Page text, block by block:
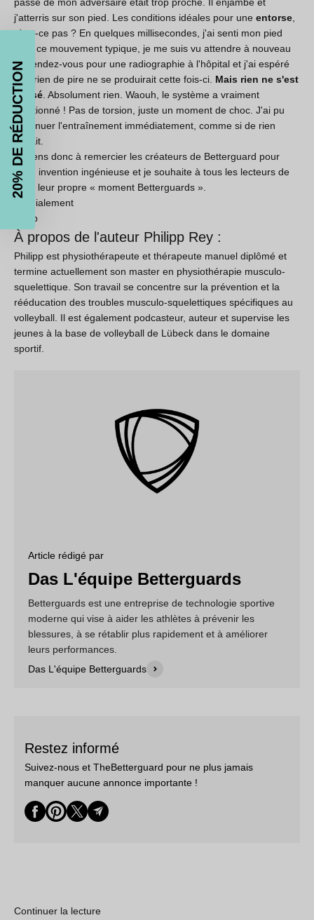
passe de mon adversaire était trop proche. Il enjambe et
j'atterris sur son pied. Les conditions idéales pour une entorse,
n'est-ce pas ? En quelques millisecondes, j'ai senti mon pied
faire ce mouvement typique, je me suis vu attendre à nouveau
un rendez-vous pour une radiographie à l'hôpital et j'ai espéré
que rien de pire ne se produirait cette fois-ci. Mais rien ne s'est
passé. Absolument rien. Waouh, le système a vraiment
fonctionné ! Pas de torsion, juste un moment de choc. J'ai pu
continuer l'entraînement immédiatement, comme si de rien
n'était.
Je tiens donc à remercier les créateurs de Betterguard pour
cette invention ingénieuse et je souhaite à tous les lecteurs de
vivre leur propre « moment Betterguards ».
Cordialement
Philip
À propos de l'auteur Philipp Rey :
Philipp est physiothérapeute et thérapeute manuel diplômé et
termine actuellement son master en physiothérapie musculo-
squelettique. Son travail se concentre sur la prévention et la
rééducation des troubles musculo-squelettiques spécifiques au
volleyball. Il est également podcasteur, auteur et supervise les
jeunes à la base de volleyball de Lübeck dans le domaine
sportif.
Article rédigé par
Das L'équipe Betterguards
Betterguards est une entreprise de technologie sportive
moderne qui vise à aider les athlètes à prévenir les
blessures, à se rétablir plus rapidement et à améliorer
leurs performances.
Das L'équipe Betterguards
Restez informé
Suivez-nous et TheBetterguard pour ne plus jamais
manquer aucune annonce importante !
Continuer la lecture
20% de
réduction
Cumulables avec les soldes !
OBTENEZ 20% DE RÉDUCTION!